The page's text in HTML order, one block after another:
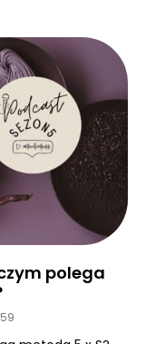
polega